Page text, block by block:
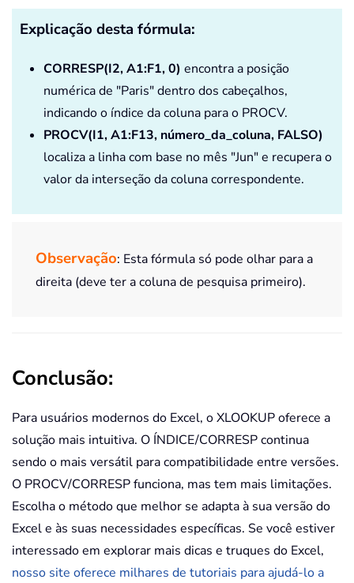
Explicação desta fórmula:
CORRESP(I2, A1:F1, 0) encontra a posição
numérica de "Paris" dentro dos cabeçalhos,
indicando o índice da coluna para o PROCV.
PROCV(I1, A1:F13, número_da_coluna, FALSO)
localiza a linha com base no mês "Jun" e recupera o
valor da interseção da coluna correspondente.
Observação: Esta fórmula só pode olhar para a
direita (deve ter a coluna de pesquisa primeiro).
Conclusão:
Para usuários modernos do Excel, o XLOOKUP oferece a
solução mais intuitiva. O ÍNDICE/CORRESP continua
sendo o mais versátil para compatibilidade entre versões.
O PROCV/CORRESP funciona, mas tem mais limitações.
Escolha o método que melhor se adapta à sua versão do
Excel e às suas necessidades específicas. Se você estiver
interessado em explorar mais dicas e truques do Excel,
nosso site oferece milhares de tutoriais para ajudá-lo a